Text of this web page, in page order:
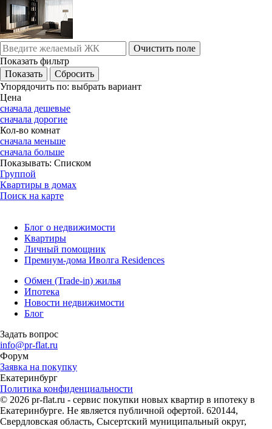
Очистить поле
Показать фильтр
Упорядочить по: выбрать вариант
Цена
сначала дешевые
сначала дорогие
Кол-во комнат
сначала меньше
сначала больше
Показывать: Списком
Группой
Квартиры в домах
Поиск на карте
Блог о недвижимости
Квартиры
Личный помощник
Премиум-дома Иволга Residences
Обмен (Trade-in) жилья
Ипотека
Новости недвижимости
Блог
Задать вопрос
info@pr-flat.ru
Форум
Заявка на покупку
Екатеринбург
Политика конфиденциальности
© 2026 pr-flat.ru - сервис покупки новых квартир в ипотеку в
Екатеринбурге. Не является публичной офертой. 620144,
Свердловская область, Сысертский муниципальный округ,